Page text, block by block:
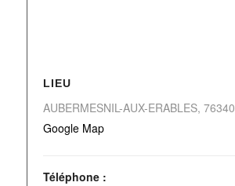
LIEU
AUBERMESNIL-AUX-ERABLES, 76340
Google Map
Téléphone :